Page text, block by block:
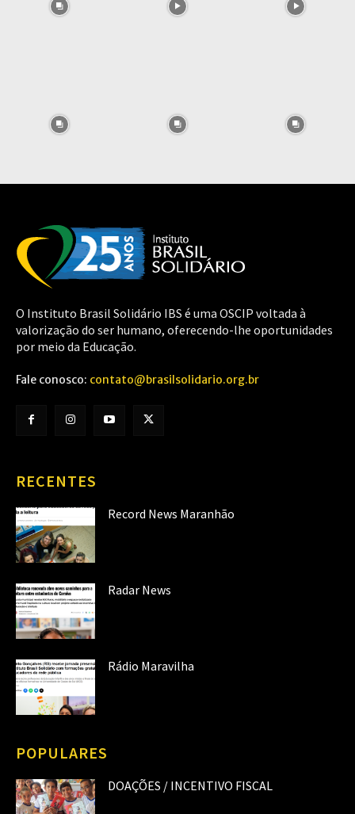
O Instituto Brasil Solidário IBS é uma OSCIP voltada à
valorização do ser humano, oferecendo-lhe oportunidades
por meio da Educação.
Fale conosco: contato@brasilsolidario.org.br
RECENTES
Record News Maranhão
Radar News
Rádio Maravilha
POPULARES
DOAÇÕES / INCENTIVO FISCAL